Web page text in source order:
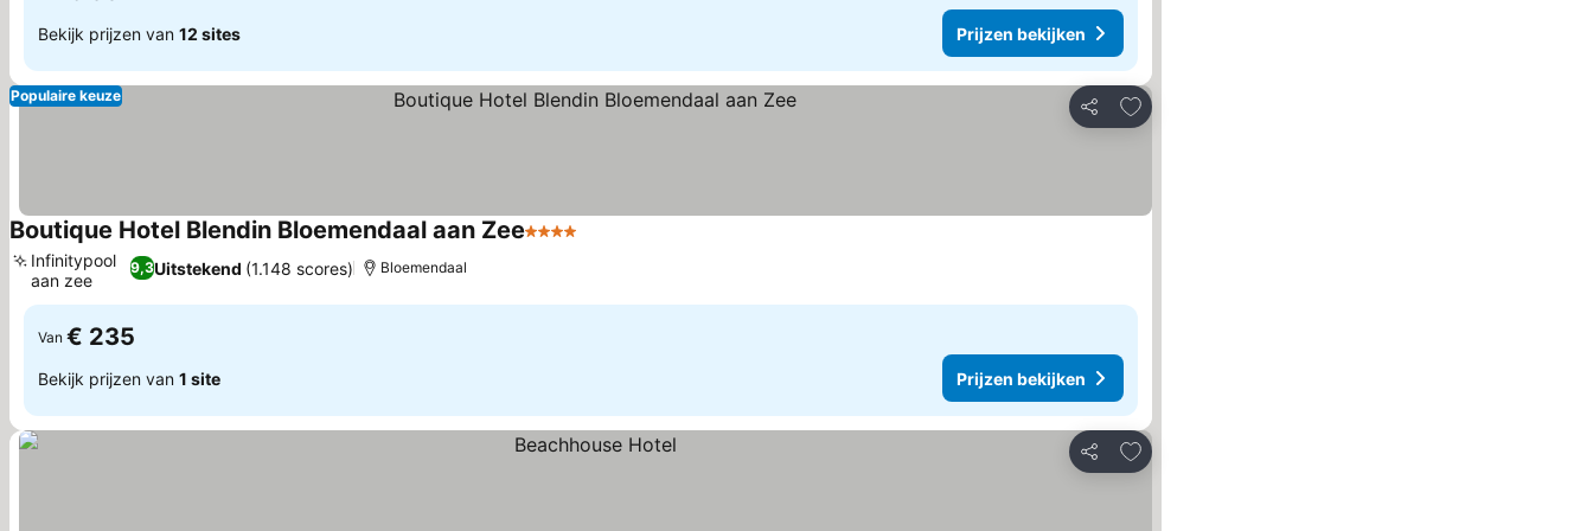
Bekijk prijzen van 12 sites Prijzen bekijken
Delen
Toevoegen aan favorieten
Populaire keuze
Boutique Hotel Blendin Bloemendaal aan Zee4 Sterren
9,3Uitstekend (1.148 scores)
Infinitypool
aan zee
Bloemendaal
Van € 235
Bekijk prijzen van 1 site Prijzen bekijken
Delen
Toevoegen aan favorieten